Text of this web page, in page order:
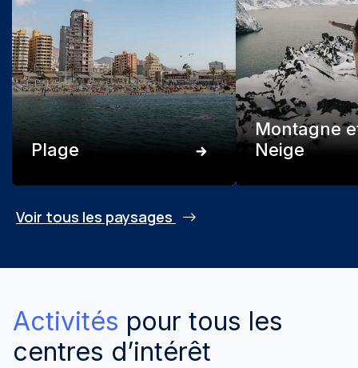
Plage
Montagne
Neige
Voir tous les paysages
Activités pour tous les
centres d’intérêt